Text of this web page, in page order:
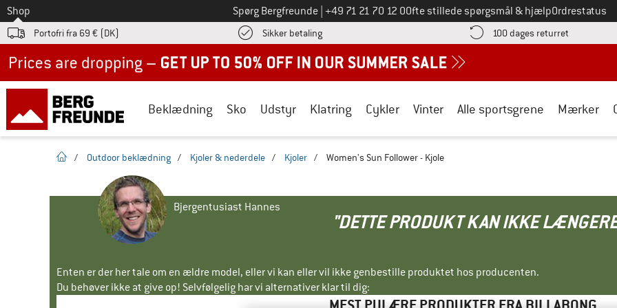
Til
Shop Spørg Bergfreunde Ring til os på
+49 71 21 70 12 0Ofte stillede spørgsmål & hjælpOrdrestatus
Portofri fra 69 € (DK) Sikker betalingFind betalingsoplysningerne her! Åbnes i en infoboks
100 dages returret Gå til
Beklædning Sko Udstyr Klatring Cykler Vinter Alle sportsgrene Mærker
Hjemmeside
/ Outdoor beklædning / Kjoler & nederdele / Kjoler / Women's Sun Follower - Kjole
Bjergentusiast Hannes
"DETTE PRODUKT KAN IKKE
Enten er der her tale om en ældre model, eller vi kan eller vil ikke genbestille produktet hos producenten.
Du behøver ikke at give op! Selvfølgelig har vi alternativer klar til dig: